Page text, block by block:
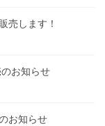
売します！
お知らせ
お知らせ